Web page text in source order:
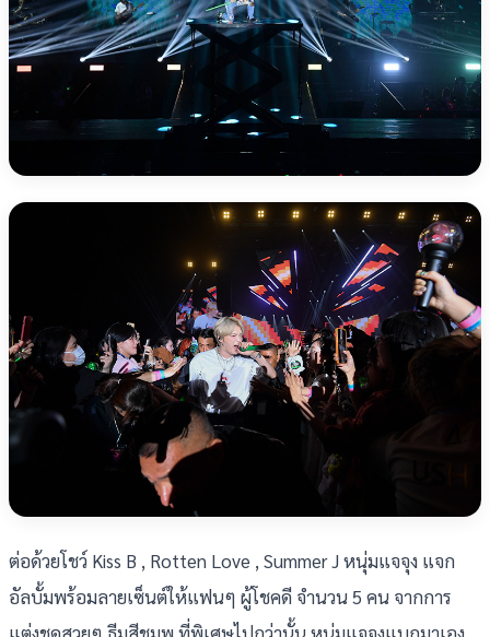
ต่อด้วยโชว์ Kiss B , Rotten Love , Summer J หนุ่มแจจุง แจก
อัลบั้มพร้อมลายเซ็นต์ให้แฟนๆ ผู้โชคดี จำนวน 5 คน จากการ